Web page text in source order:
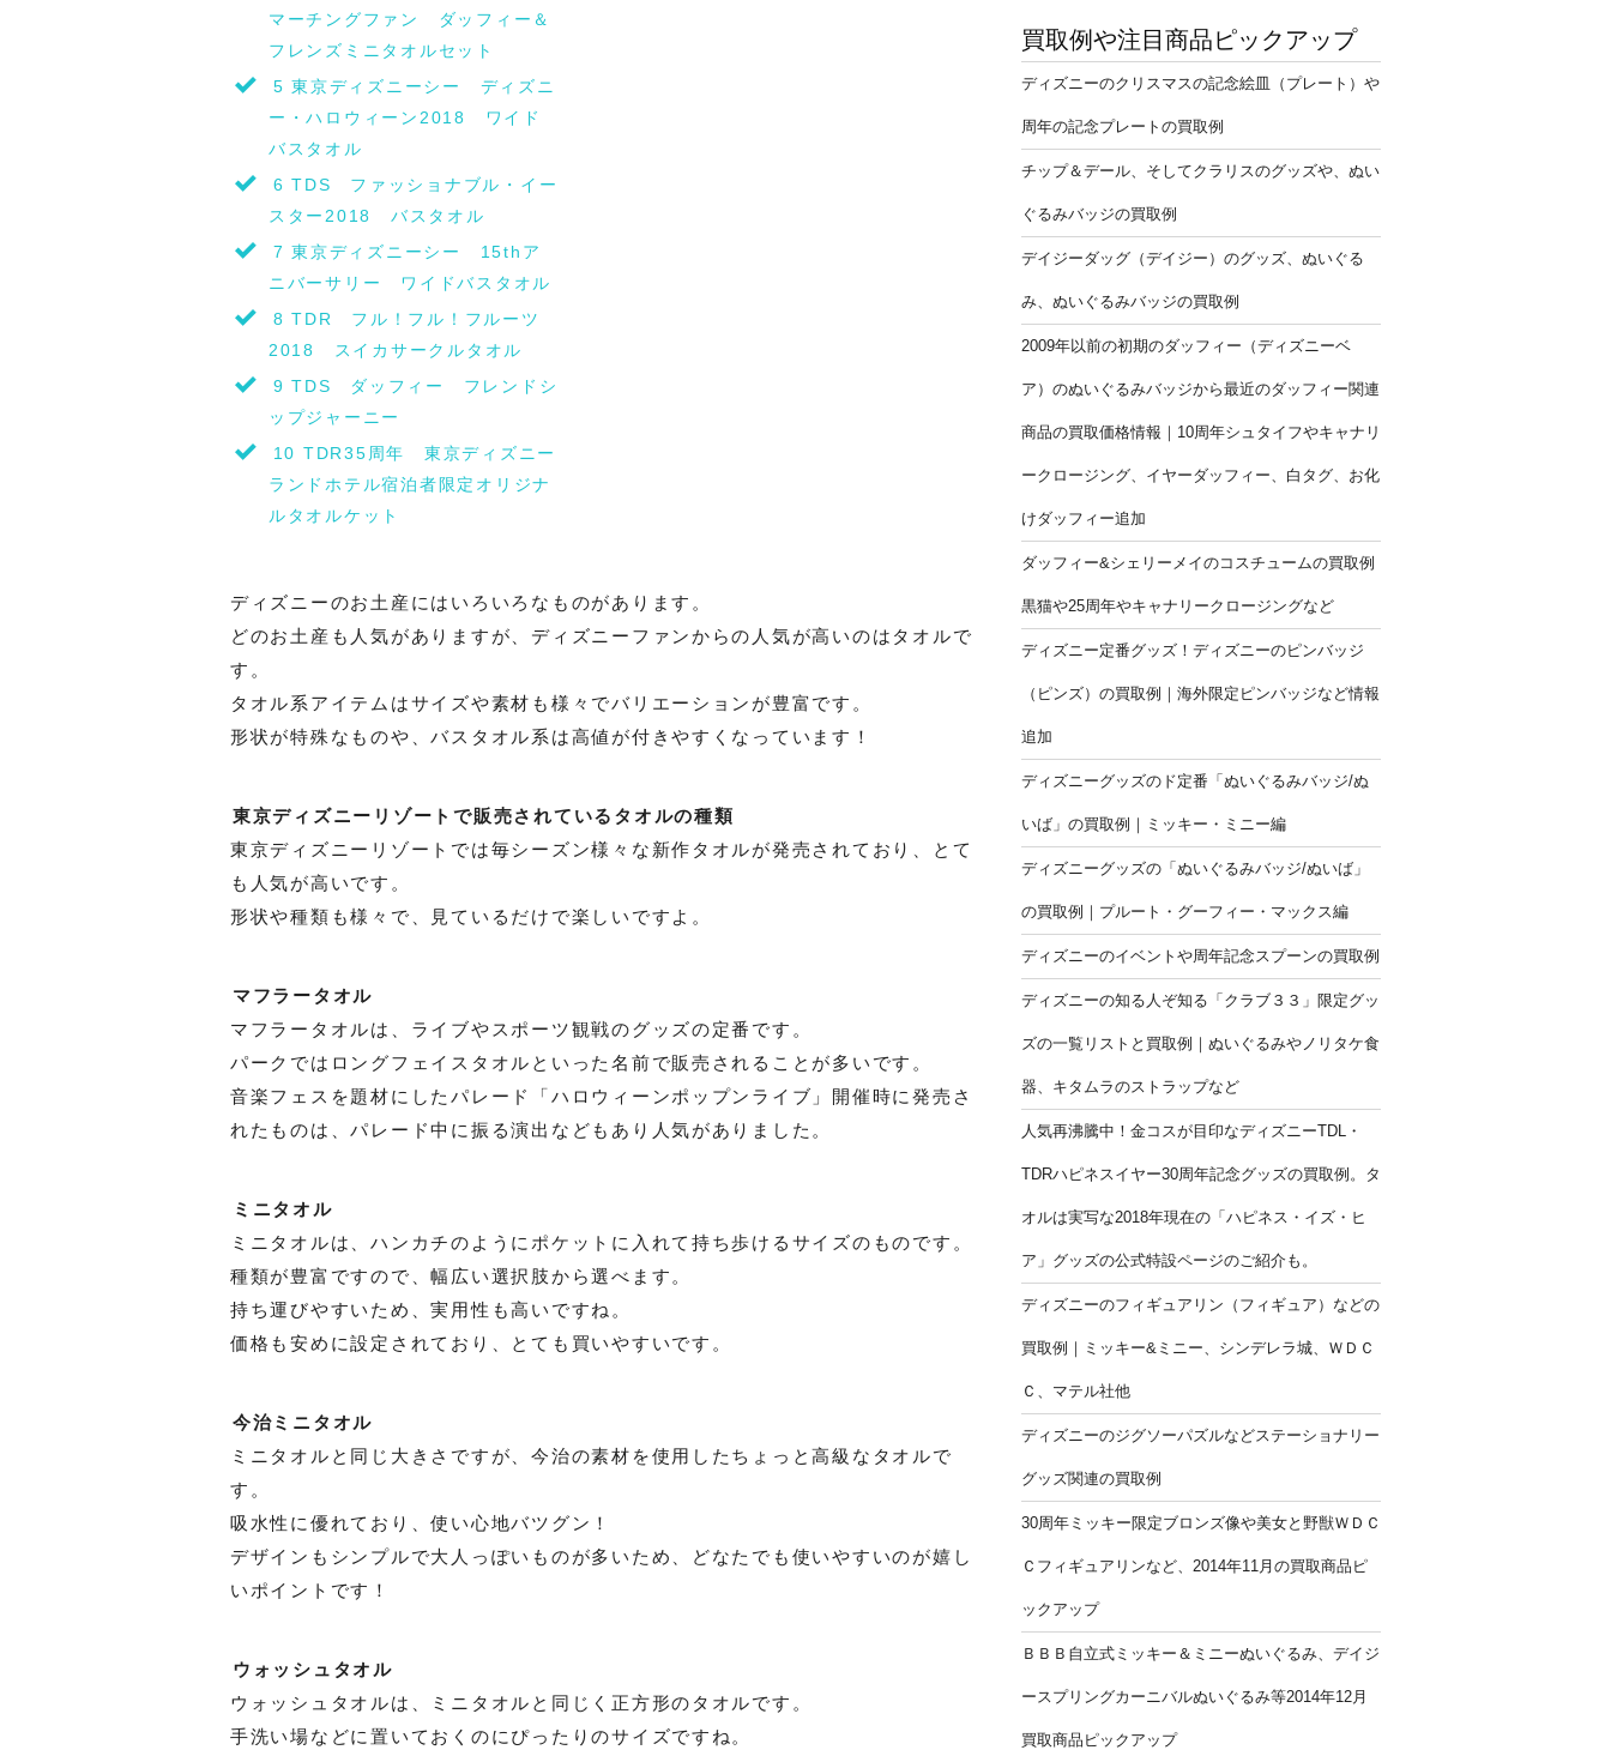
マーチングファン ダッフィー＆
フレンズミニタオルセット
5 東京ディズニーシー ディズニ
ー・ハロウィーン2018 ワイド
バスタオル
6 TDS ファッショナブル・イー
スター2018 バスタオル
7 東京ディズニーシー 15thア
ニバーサリー ワイドバスタオル
8 TDR フル！フル！フルーツ
2018 スイカサークルタオル
9 TDS ダッフィー フレンドシ
ップジャーニー
10 TDR35周年 東京ディズニー
ランドホテル宿泊者限定オリジナ
ルタオルケット
ディズニーのお土産にはいろいろなものがあります。
どのお土産も人気がありますが、ディズニーファンからの人気が高いのはタオルで
す。
タオル系アイテムはサイズや素材も様々でバリエーションが豊富です。
形状が特殊なものや、バスタオル系は高値が付きやすくなっています！
東京ディズニーリゾートで販売されているタオルの種類
東京ディズニーリゾートでは毎シーズン様々な新作タオルが発売されており、とて
も人気が高いです。
形状や種類も様々で、見ているだけで楽しいですよ。
マフラータオル
マフラータオルは、ライブやスポーツ観戦のグッズの定番です。
パークではロングフェイスタオルといった名前で販売されることが多いです。
音楽フェスを題材にしたパレード「ハロウィーンポップンライブ」開催時に発売さ
れたものは、パレード中に振る演出などもあり人気がありました。
ミニタオル
ミニタオルは、ハンカチのようにポケットに入れて持ち歩けるサイズのものです。
種類が豊富ですので、幅広い選択肢から選べます。
持ち運びやすいため、実用性も高いですね。
価格も安めに設定されており、とても買いやすいです。
今治ミニタオル
ミニタオルと同じ大きさですが、今治の素材を使用したちょっと高級なタオルで
す。
吸水性に優れており、使い心地バツグン！
デザインもシンプルで大人っぽいものが多いため、どなたでも使いやすいのが嬉し
いポイントです！
ウォッシュタオル
ウォッシュタオルは、ミニタオルと同じく正方形のタオルです。
手洗い場などに置いておくのにぴったりのサイズですね。
買取例や注目商品ピックアップ
ディズニーのクリスマスの記念絵皿（プレート）や
周年の記念プレートの買取例
チップ＆デール、そしてクラリスのグッズや、ぬい
ぐるみバッジの買取例
デイジーダッグ（デイジー）のグッズ、ぬいぐる
み、ぬいぐるみバッジの買取例
2009年以前の初期のダッフィー（ディズニーベ
ア）のぬいぐるみバッジから最近のダッフィー関連
商品の買取価格情報｜10周年シュタイフやキャナリ
ークロージング、イヤーダッフィー、白タグ、お化
けダッフィー追加
ダッフィー&シェリーメイのコスチュームの買取例
黒猫や25周年やキャナリークロージングなど
ディズニー定番グッズ！ディズニーのピンバッジ
（ピンズ）の買取例｜海外限定ピンバッジなど情報
追加
ディズニーグッズのド定番「ぬいぐるみバッジ/ぬ
いば」の買取例｜ミッキー・ミニー編
ディズニーグッズの「ぬいぐるみバッジ/ぬいば」
の買取例｜プルート・グーフィー・マックス編
ディズニーのイベントや周年記念スプーンの買取例
ディズニーの知る人ぞ知る「クラブ３３」限定グッ
ズの一覧リストと買取例｜ぬいぐるみやノリタケ食
器、キタムラのストラップなど
人気再沸騰中！金コスが目印なディズニーTDL・
TDRハピネスイヤー30周年記念グッズの買取例。タ
オルは実写な2018年現在の「ハピネス・イズ・ヒ
ア」グッズの公式特設ページのご紹介も。
ディズニーのフィギュアリン（フィギュア）などの
買取例｜ミッキー&ミニー、シンデレラ城、ＷＤＣ
Ｃ、マテル社他
ディズニーのジグソーパズルなどステーショナリー
グッズ関連の買取例
30周年ミッキー限定ブロンズ像や美女と野獣ＷＤＣ
Ｃフィギュアリンなど、2014年11月の買取商品ピ
ックアップ
ＢＢＢ自立式ミッキー＆ミニーぬいぐるみ、デイジ
ースプリングカーニバルぬいぐるみ等2014年12月
買取商品ピックアップ